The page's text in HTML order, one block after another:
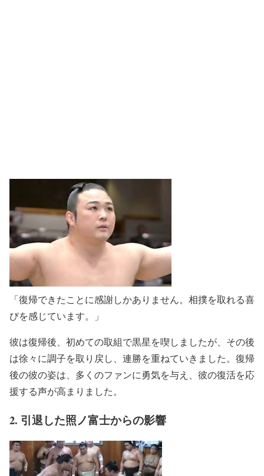
「復帰できたことに感謝しかありません。相撲を取れる喜
びを感じています。」
彼は復帰後、初めての取組で黒星を喫しましたが、その後
は徐々に調子を取り戻し、連勝を重ねていきました。復帰
後の彼の姿は、多くのファンに勇気を与え、彼の復活を応
援する声が高まりました。
2. 引退した照ノ富士からの影響